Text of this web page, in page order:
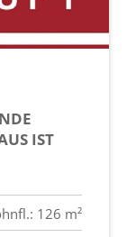
IST
126 m²